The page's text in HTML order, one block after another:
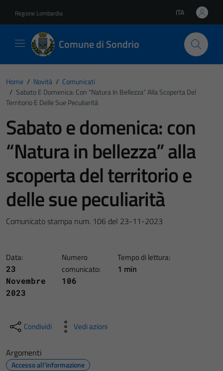
Regione Lombardia Lingua attiva:
ITA
Comune di Sondrio
Home / Novità / Comunicati
/ Sabato E Domenica: Con “Natura In Bellezza” Alla Scoperta Del
Territorio E Delle Sue Peculiarità
Sabato e domenica: con
“Natura in bellezza” alla
scoperta del territorio e
delle sue peculiarità
Comunicato stampa num. 106 del 23-11-2023
Data:
23
Novembre
2023
Numero
comunicato:
106
Tempo di lettura:
1 min
Condividi Vedi azioni
Argomenti
Accesso all'informazione